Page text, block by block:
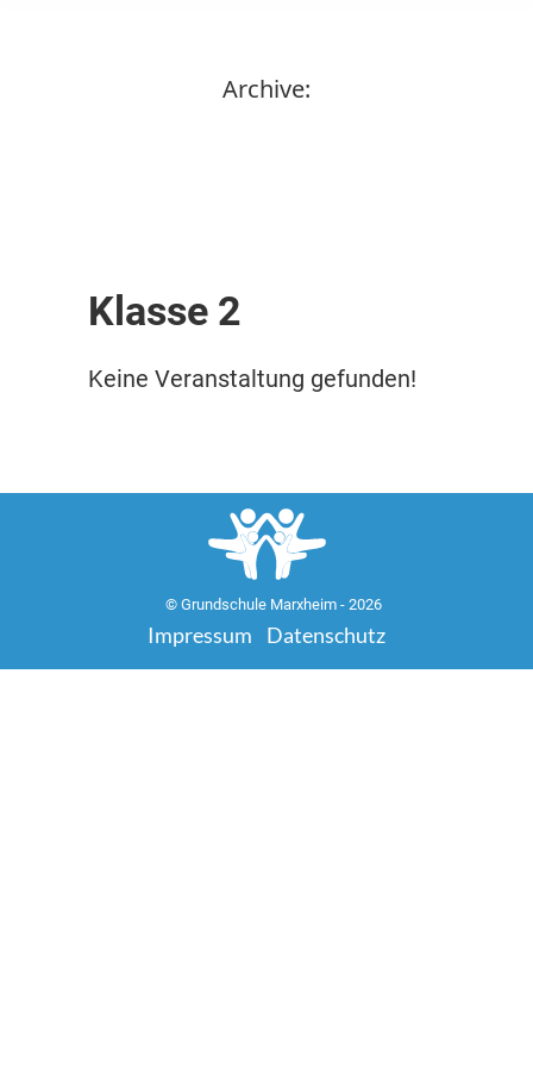
Archive:
Klasse 2
Keine Veranstaltung gefunden!
© Grundschule Marxheim - 2026
Impressum Datenschutz